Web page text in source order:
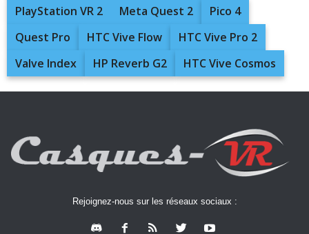
PlayStation VR 2
Meta Quest 2
Pico 4
Quest Pro
HTC Vive Flow
HTC Vive Pro 2
Valve Index
HP Reverb G2 HTC Vive Cosmos
Rejoignez-nous sur les réseaux sociaux :